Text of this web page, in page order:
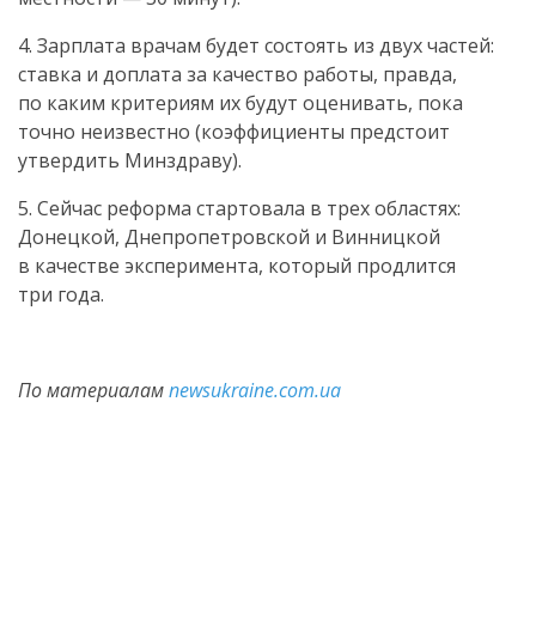
4. Зарплата врачам будет состоять из двух частей:
ставка и доплата за качество работы, правда,
по каким критериям их будут оценивать, пока
точно неизвестно (коэффициенты предстоит
утвердить Минздраву).
5. Сейчас реформа стартовала в трех областях:
Донецкой, Днепропетровской и Винницкой
в качестве эксперимента, который продлится
три года.
По материаламnewsukraine.com.ua